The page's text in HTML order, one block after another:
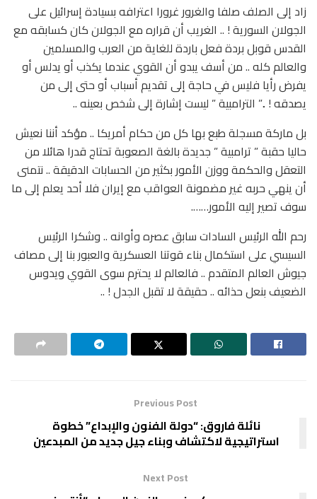
زاد إلى الصلف صلفا والغرور غرورا اعترافه بسيادة إسرائيل على
الجولان السورية ! .. الغريب أن قراره مع الجولان كان كسابقه مع
القدس قوبل بردة فعل باردة للغاية من العرب والمسلمين
والعالم كله .. من أسف يبدو أن القوي عندما يكذب أو يدلس أو
يفرض رأيا فليس في حاجة إلى تقديم أسباب أو حتى إلى من
يصدقه ! ..” الترامبية ” ليست إشارة إلى شخص بعينه ..
بل ماركة مسجلة طبع بها كل من حكام أمريكا .. مؤكد أننا نعيش
حاليا حقبة ” ترامبية ” جديدة بالغة الصعوبة تحتاج قدرا هائلا من
التعقل والحكمة ووزن الأمور بكثير من الحسابات الدقيقة .. نتمنى
أن ينهي حربه غير مضمونة العواقب مع إيران فلا أحد يعلم إلى ما
سوف تصير إليه الأمور…….
رحم الله الرئيس السادات سابق عصره وأوانه .. وشكرا الرئيس
السيسي على استكمال بناء قوتنا العسكرية والعبور بنا إلى مصاف
جيوش العالم المتقدم .. فالعالم لا يحترم سوى القوي ويدوس
الضعيف بنعل حذائه .. حقيقة لا تقبل الجدل ! ..
Previous Post
نائلة فاروق: “دولة الفنون والإبداع” خطوة
استراتيجية لاكتشاف وبناء جيل جديد من المبدعين
Next Post